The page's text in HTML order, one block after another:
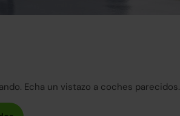
Echa un vistazo a coches parecidos.